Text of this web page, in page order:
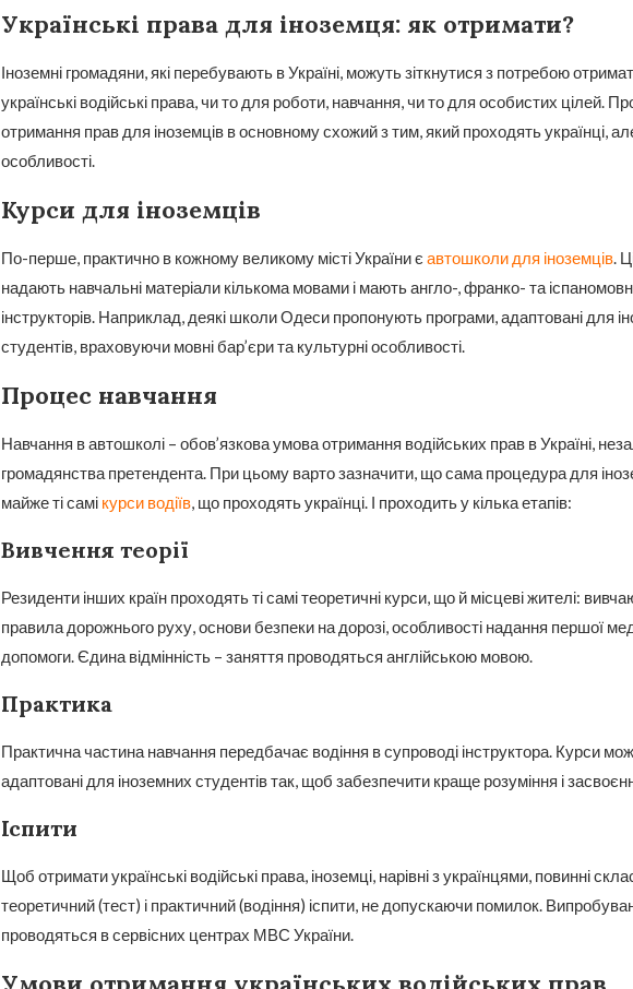
Українські права для іноземця: як отримати?
Іноземні громадяни, які перебувають в Україні, можуть зіткнутися з потребою
українські водійські права, чи то для роботи, навчання, чи то для особистих цілей.
отримання прав для іноземців в основному схожий з тим, який проходять українці,
особливості.
Курси для іноземців
По-перше, практично в кожному великому місті України є автошколи для іноземців.
надають навчальні матеріали кількома мовами і мають англо-, франко- та
інструкторів. Наприклад, деякі школи Одеси пропонують програми, адаптовані для
студентів, враховуючи мовні бар’єри та культурні особливості.
Процес навчання
Навчання в автошколі – обов’язкова умова отримання водійських прав в Україні,
громадянства претендента. При цьому варто зазначити, що сама процедура для
майже ті самі курси водіїв, що проходять українці. І проходить у кілька етапів:
Вивчення теорії
Резиденти інших країн проходять ті самі теоретичні курси, що й місцеві жителі:
правила дорожнього руху, основи безпеки на дорозі, особливості надання першої
допомоги. Єдина відмінність – заняття проводяться англійською мовою.
Практика
Практична частина навчання передбачає водіння в супроводі інструктора. Курси
адаптовані для іноземних студентів так, щоб забезпечити краще розуміння і
Іспити
Щоб отримати українські водійські права, іноземці, нарівні з українцями, повинні
теоретичний (тест) і практичний (водіння) іспити, не допускаючи помилок.
проводяться в сервісних центрах МВС України.